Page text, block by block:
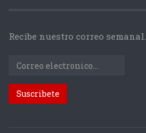
Recibe nuestro correo semanal.